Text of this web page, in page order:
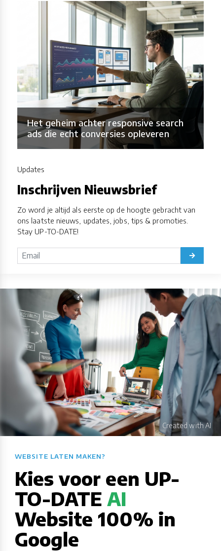
Het geheim achter responsive search
ads die echt conversies opleveren
Updates
Inschrijven Nieuwsbrief
Zo word je altijd als eerste op de hoogte gebracht van
ons laatste nieuws, updates, jobs, tips & promoties.
Stay UP-TO-DATE!
WEBSITE LATEN MAKEN?​​​​​​​​​​​​​​
Kies voor een UP-
TO-DATE AI
Website 100% in
Google